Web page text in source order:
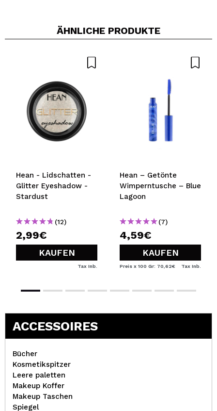
ÄHNLICHE PRODUKTE
Hean - Lidschatten -
Glitter Eyeshadow -
Stardust
(12)
2,99€
KAUFEN
Tax Inb.
Hean – Getönte
Wimperntusche – Blue
Lagoon
(7)
4,59€
KAUFEN
Preis x 100 Gr: 70,62€ Tax Inb.
ACCESSOIRES
Bücher
Kosmetikspitzer
Leere paletten
Makeup Koffer
Makeup Taschen
Spiegel